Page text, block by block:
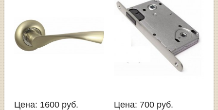
Цена: 1600 руб. Цена: 700 руб.